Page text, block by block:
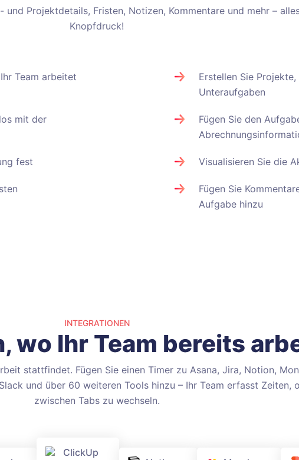
und Projektdetails, Fristen, Notizen, Kommentare und mehr –
Knopfdruck!
Team arbeitet
Erstellen Sie
Unteraufgaben
mit der
Fügen Sie den
fest Visualisieren Sie die
Fügen Sie
Aufgabe hinzu
INTEGRATIONEN
wo Ihr Team bereits
stattfindet. Fügen Sie einen Timer zu Asana, Jira, Notion,
und über 60 weiteren Tools hinzu – Ihr Team erfasst Zeiten,
zwischen Tabs zu wechseln.
ClickUp